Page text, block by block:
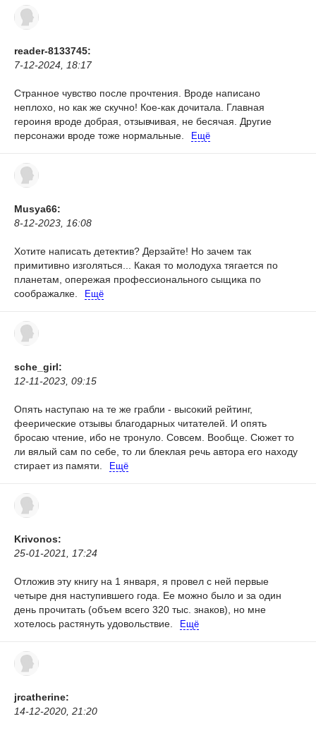
reader-8133745:
7-12-2024, 18:17
Странное чувство после прочтения. Вроде написано
неплохо, но как же скучно! Кое-как дочитала. Главная
героиня вроде добрая, отзывчивая, не бесячая. Другие
персонажи вроде тоже нормальные.
Ещё
Musya66:
8-12-2023, 16:08
Хотите написать детектив? Дерзайте! Но зачем так
примитивно изголяться... Какая то молодуха тягается по
планетам, опережая профессионального сыщика по
соображалке.
Ещё
sche_girl:
12-11-2023, 09:15
Опять наступаю на те же грабли - высокий рейтинг,
феерические отзывы благодарных читателей. И опять
бросаю чтение, ибо не тронуло. Совсем. Вообще. Сюжет то
ли вялый сам по себе, то ли блеклая речь автора его находу
стирает из памяти.
Ещё
Krivonos:
25-01-2021, 17:24
Отложив эту книгу на 1 января, я провел с ней первые
четыре дня наступившего года. Ее можно было и за один
день прочитать (объем всего 320 тыс. знаков), но мне
хотелось растянуть удовольствие.
Ещё
jrcatherine:
14-12-2020, 21:20